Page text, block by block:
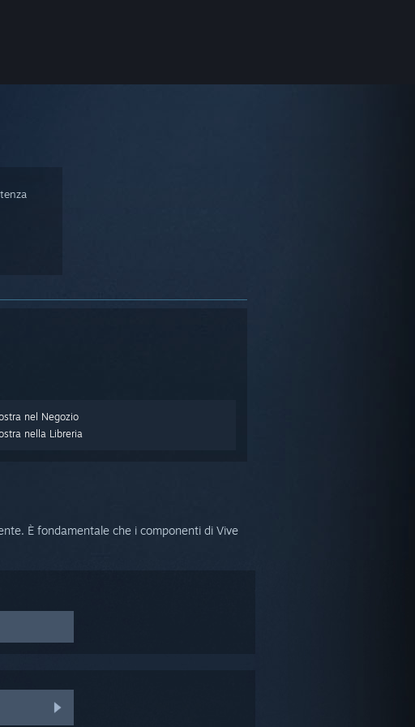
nel Negozio
nella Libreria
È fondamentale che i componenti di Vive
USB della